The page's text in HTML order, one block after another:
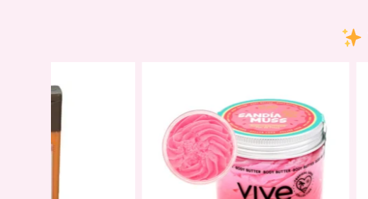
Aplica una pequeña cantidad sobre las mejillas.
Difumina con los dedos, brocha o esponja.